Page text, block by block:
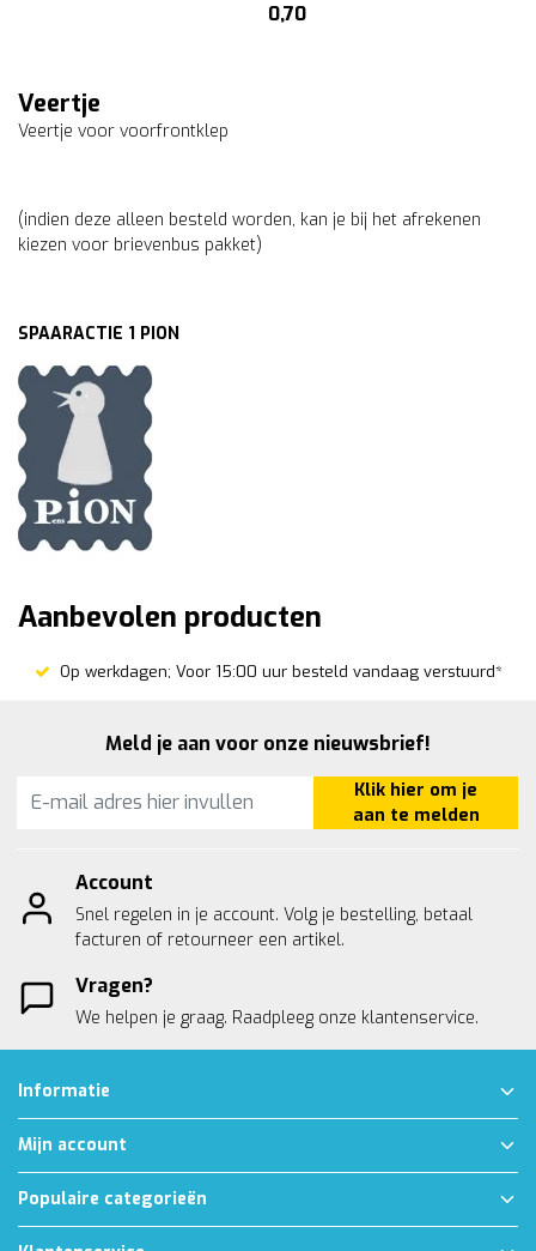
0,70
Veertje
Veertje voor voorfrontklep
(indien deze alleen besteld worden, kan je bij het afrekenen
kiezen voor brievenbus pakket)
SPAARACTIE 1 PION
Aanbevolen producten
Op werkdagen; Voor 15:00 uur besteld vandaag verstuurd*
Meld je aan voor onze nieuwsbrief!
Klik hier om je
aan te melden
Account
Snel regelen in je account. Volg je bestelling, betaal
facturen of retourneer een artikel.
Vragen?
We helpen je graag. Raadpleeg onze klantenservice.
Informatie
Mijn account
Populaire categorieën